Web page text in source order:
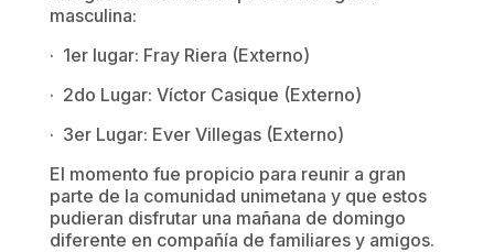
masculina:
· 1er lugar: Fray Riera (Externo)
· 2do Lugar: Víctor Casique (Externo)
· 3er Lugar: Ever Villegas (Externo)
El momento fue propicio para reunir a gran
parte de la comunidad unimetana y que estos
pudieran disfrutar una mañana de domingo
diferente en compañía de familiares y amigos.